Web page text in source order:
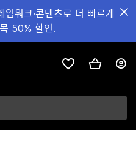
워크·콘텐츠로 더 빠르게
50% 할인.